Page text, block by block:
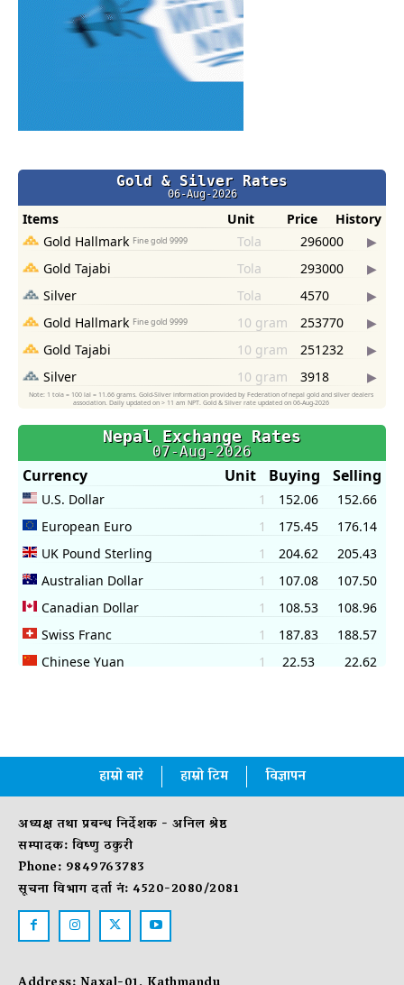
हाम्रो बारे हाम्रो टिम विज्ञापन
अध्यक्ष तथा प्रबन्ध निर्देशक - अनिल श्रेष्ठ
सम्पादक: विष्णु ठकुरी
Phone: 9849763783
सूचना विभाग दर्ता नं: 4520-2080/2081